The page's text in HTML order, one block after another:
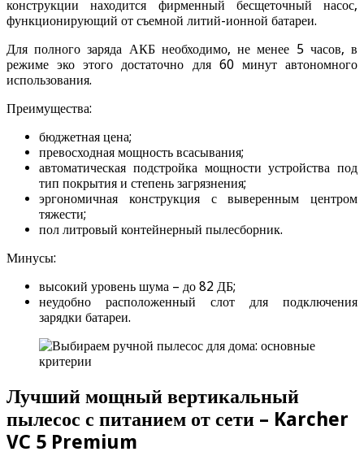
конструкции находится фирменный бесщеточный насос,
функционирующий от съемной литий-ионной батареи.
Для полного заряда АКБ необходимо, не менее 5 часов, в
режиме эко этого достаточно для 60 минут автономного
использования.
Преимущества:
бюджетная цена;
превосходная мощность всасывания;
автоматическая подстройка мощности устройства под
тип покрытия и степень загрязнения;
эргономичная конструкция с выверенным центром
тяжести;
пол литровый контейнерный пылесборник.
Минусы:
высокий уровень шума – до 82 ДБ;
неудобно расположенный слот для подключения
зарядки батареи.
Лучший мощный вертикальный
пылесос с питанием от сети – Karcher
VC 5 Premium